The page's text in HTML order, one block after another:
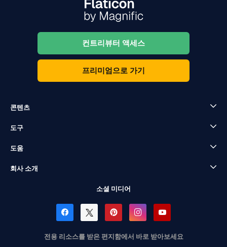
컨트리뷰터 액세스
프리미엄으로 가기
콘텐츠
도구
도움
회사 소개
소셜 미디어
전용 리소스를 받은 편지함에서 바로 받아보세요